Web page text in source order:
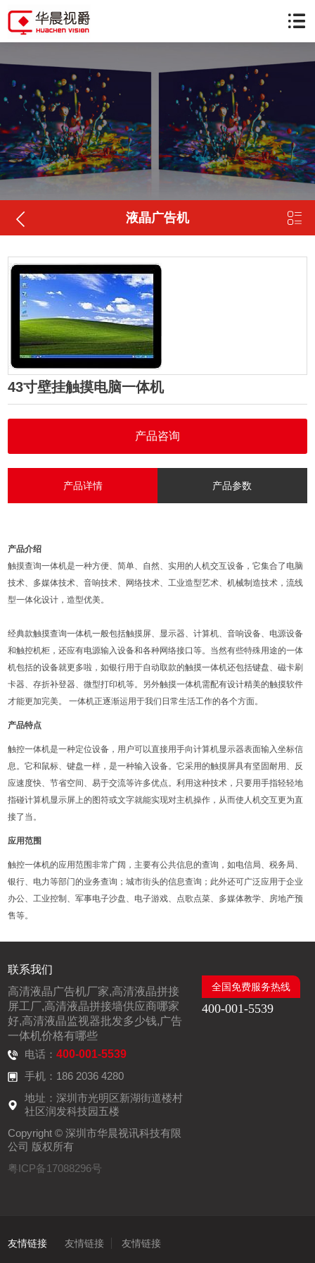
 液晶广告机 
43寸壁挂触摸电脑一体机
产品咨询
产品详情 产品参数
产品介绍
触摸查询一体机是一种方便、简单、自然、实用的人机交互设备，它集合了电脑
技术、多媒体技术、音响技术、网络技术、工业造型艺术、机械制造技术，流线
型一体化设计，造型优美。
经典款触摸查询一体机一般包括触摸屏、显示器、计算机、音响设备、电源设备
和触控机柜，还应有电源输入设备和各种网络接口等。当然有些特殊用途的一体
机包括的设备就更多啦，如银行用于自动取款的触摸一体机还包括键盘、磁卡刷
卡器、存折补登器、微型打印机等。另外触摸一体机需配有设计精美的触摸软件
才能更加完美。 一体机正逐渐运用于我们日常生活工作的各个方面。
产品特点
触控一体机是一种定位设备，用户可以直接用手向计算机显示器表面输入坐标信
息。它和鼠标、键盘一样，是一种输入设备。它采用的触摸屏具有坚固耐用、反
应速度快、节省空间、易于交流等许多优点。利用这种技术，只要用手指轻轻地
指碰计算机显示屏上的图符或文字就能实现对主机操作，从而使人机交互更为直
接了当。
应用范围
触控一体机的应用范围非常广阔，主要有公共信息的查询，如电信局、税务局、
银行、电力等部门的业务查询；城市街头的信息查询；此外还可广泛应用于企业
办公、工业控制、军事电子沙盘、电子游戏、点歌点菜、多媒体教学、房地产预
售等。
联系我们
高清液晶广告机厂家,高清液晶拼接
屏工厂,高清液晶拼接墙供应商哪家
好,高清液晶监视器批发多少钱,广告
一体机价格有哪些
电话：400-001-5539
手机：186 2036 4280
地址：深圳市光明区新湖街道楼村
社区润发科技园五楼
Copyright © 深圳市华晨视讯科技有限
公司 版权所有
粤ICP备17088296号
全国免费服务热线
400-001-5539
友情链接 友情链接 友情链接